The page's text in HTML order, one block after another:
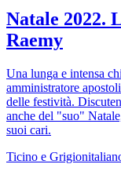
Natale 2022.
Raemy
Una lunga e intensa
amministratore
delle festività.
anche del "suo"
suoi cari.
Ticino e